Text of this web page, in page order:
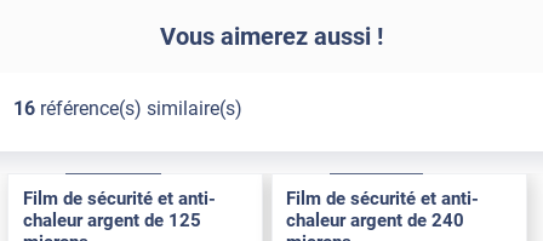
Vous aimerez aussi !
16référence(s) similaire(s)
Film de sécurité et anti-
chaleur argent de 125
Film de sécurité et anti-
chaleur argent de 240